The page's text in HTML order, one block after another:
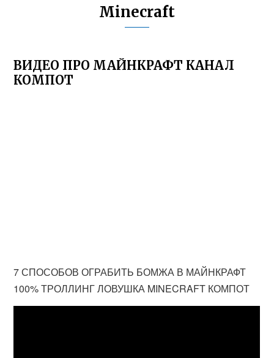
Minecraft
ВИДЕО ПРО МАЙНКРАФТ КАНАЛ
КОМПОТ
7 СПОСОБОВ ОГРАБИТЬ БОМЖА В МАЙНКРАФТ
100% ТРОЛЛИНГ ЛОВУШКА MINECRAFT КОМПОТ